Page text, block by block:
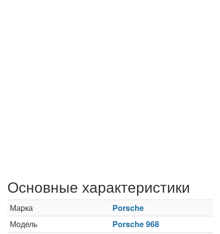
Основные характеристики
Марка
Porsche
Модель
Porsche 968